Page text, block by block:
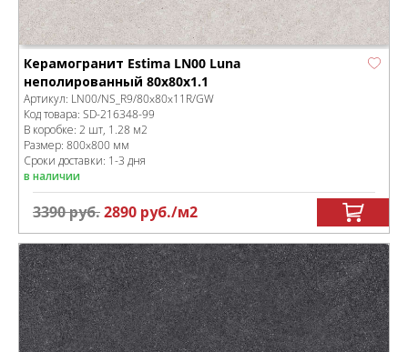
Керамогранит Estima LN00 Luna
неполированный 80x80x1.1
Артикул: LN00/NS_R9/80x80x11R/GW
Код товара: SD-216348-99
В коробке: 2 шт, 1.28 м2
Размер: 800x800 мм
Сроки доставки: 1-3 дня
в наличии
3390руб.2890 руб./м2